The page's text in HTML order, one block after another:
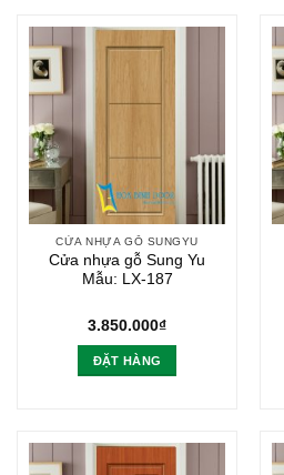
CỬA NHỰA GỖ SUNGYU
Cửa nhựa gỗ Sung Yu
Mẫu: LX-187
3.850.000₫
ĐẶT HÀNG